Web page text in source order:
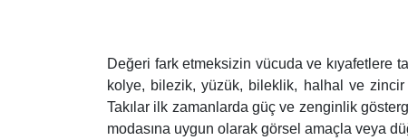
Değeri fark etmeksizin vücuda ve kıyafetlere
kolye, bilezik, yüzük, bileklik, halhal ve
Takılar ilk zamanlarda güç ve zenginlik
modasına uygun olarak görsel amaçla veya